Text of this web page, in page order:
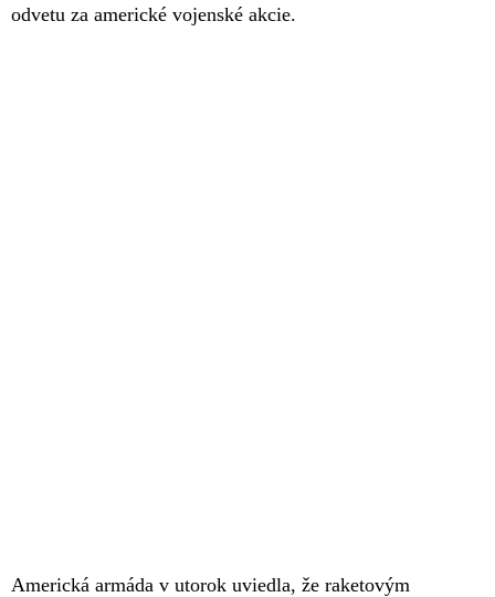
odvetu za americké vojenské akcie.
Americká armáda v utorok uviedla, že raketovým